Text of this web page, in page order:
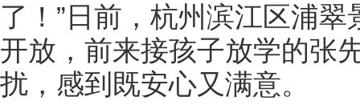
了！”日前，杭州滨江区浦
开放，前来接孩子放学的张
扰，感到既安心又满意。